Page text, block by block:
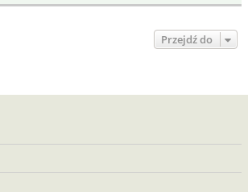
Przejdź do